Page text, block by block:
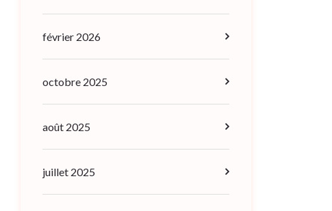
février 2026
octobre 2025
août 2025
juillet 2025